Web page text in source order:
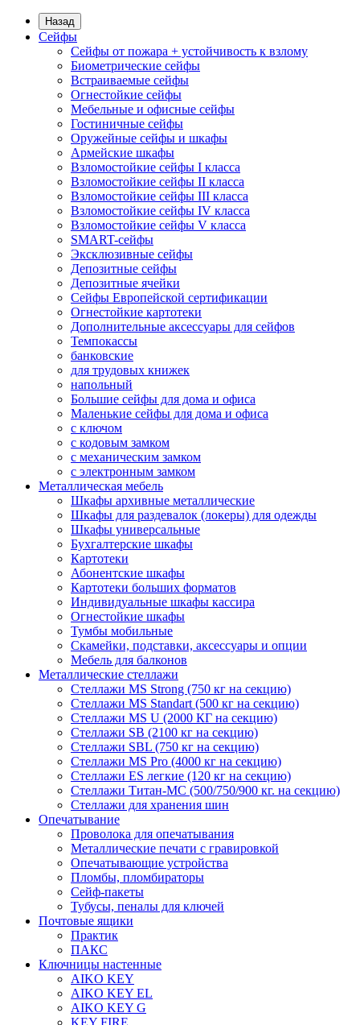
Назад
Сейфы
Сейфы от пожара + устойчивость к взлому
Биометрические сейфы
Встраиваемые сейфы
Огнестойкие сейфы
Мебельные и офисные сейфы
Гостиничные сейфы
Оружейные сейфы и шкафы
Армейские шкафы
Взломостойкие сейфы I класса
Взломостойкие сейфы II класса
Взломостойкие сейфы III класса
Взломостойкие сейфы IV класса
Взломостойкие сейфы V класса
SMART-сейфы
Эксклюзивные сейфы
Депозитные сейфы
Депозитные ячейки
Сейфы Европейской сертификации
Огнестойкие картотеки
Дополнительные аксессуары для сейфов
Темпокассы
банковские
для трудовых книжек
напольный
Большие сейфы для дома и офиса
Маленькие сейфы для дома и офиса
с ключом
с кодовым замком
с механическим замком
с электронным замком
Металлическая мебель
Шкафы архивные металлические
Шкафы для раздевалок (локеры) для одежды
Шкафы универсальные
Бухгалтерские шкафы
Картотеки
Абонентские шкафы
Картотеки больших форматов
Индивидуальные шкафы кассира
Огнестойкие шкафы
Тумбы мобильные
Скамейки, подставки, аксессуары и опции
Мебель для балконов
Металлические стеллажи
Стеллажи MS Strong (750 кг на секцию)
Стеллажи MS Standart (500 кг на секцию)
Стеллажи MS U (2000 КГ на секцию)
Стеллажи SB (2100 кг на секцию)
Стеллажи SBL (750 кг на секцию)
Стеллажи MS Pro (4000 кг на секцию)
Стеллажи ES легкие (120 кг на секцию)
Стеллажи Титан-МС (500/750/900 кг. на секцию)
Стеллажи для хранения шин
Опечатывание
Проволока для опечатывания
Металлические печати с гравировкой
Опечатывающие устройства
Пломбы, пломбираторы
Сейф-пакеты
Тубусы, пеналы для ключей
Почтовые ящики
Практик
ПАКС
Ключницы настенные
AIKO KEY
AIKO KEY EL
AIKO KEY G
KEY FIRE